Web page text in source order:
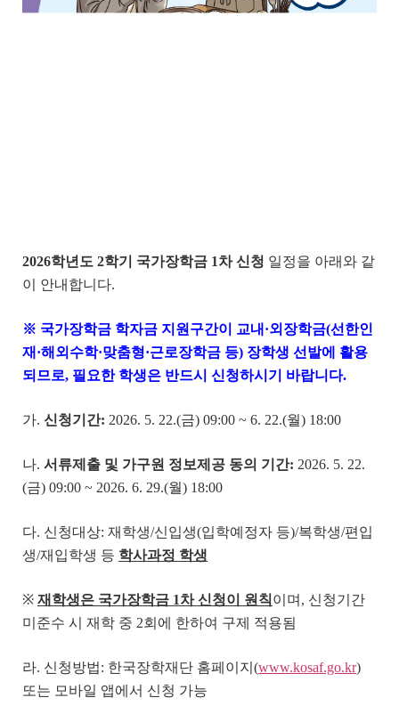
2026학년도 2학기 국가장학금 1차 신청 일정을 아래와 같
이 안내합니다.
※ 국가장학금 학자금 지원구간이 교내·외장학금(선한인
재·해외수학·맞춤형·근로장학금 등) 장학생 선발에 활용
되므로, 필요한 학생은 반드시 신청하시기 바랍니다.
가. 신청기간: 2026. 5. 22.(금) 09:00 ~ 6. 22.(월) 18:00
나. 서류제출 및 가구원 정보제공 동의 기간: 2026. 5. 22.
(금) 09:00 ~ 2026. 6. 29.(월) 18:00
다. 신청대상: 재학생/신입생(입학예정자 등)/복학생/편입
생/재입학생 등 학사과정 학생
※ 재학생은 국가장학금 1차 신청이 원칙이며, 신청기간
미준수 시 재학 중 2회에 한하여 구제 적용됨
라. 신청방법: 한국장학재단 홈페이지(www.kosaf.go.kr)
또는 모바일 앱에서 신청 가능